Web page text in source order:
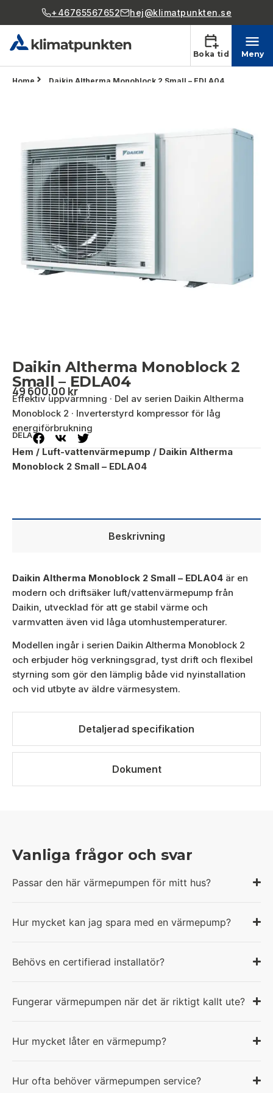
+46765567652 hej@klimatpunkten.se
Boka tid Meny
Home Daikin Altherma Monoblock 2 Small – EDLA04
Daikin Altherma Monoblock 2
Small – EDLA04
49 600,00 kr
Effektiv uppvärmning · Del av serien Daikin Altherma
Monoblock 2 · Inverterstyrd kompressor för låg
energiförbrukning
DELA
Hem/Luft-vattenvärmepump/ Daikin Altherma
Monoblock 2 Small – EDLA04
Beskrivning
Detaljerad specifikation
Dokument
Daikin Altherma Monoblock 2 Small – EDLA04 är en
modern och driftsäker luft/vattenvärmepump från
Daikin, utvecklad för att ge stabil värme och
varmvatten även vid låga utomhustemperaturer.
Modellen ingår i serien Daikin Altherma Monoblock 2
och erbjuder hög verkningsgrad, tyst drift och flexibel
styrning som gör den lämplig både vid nyinstallation
och vid utbyte av äldre värmesystem.
Vanliga frågor och svar
Passar den här värmepumpen för mitt hus?
Hur mycket kan jag spara med en värmepump?
Behövs en certifierad installatör?
Fungerar värmepumpen när det är riktigt kallt ute?
Hur mycket låter en värmepump?
Hur ofta behöver värmepumpen service?